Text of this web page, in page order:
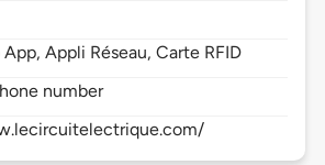
Appli Réseau, Carte RFID
number